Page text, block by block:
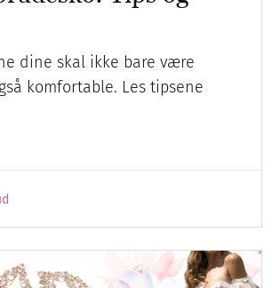
dine skal ikke bare være
komfortable. Les tipsene